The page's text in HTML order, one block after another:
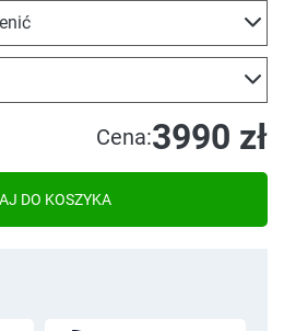
Cena:3990 zł
DO KOSZYKA